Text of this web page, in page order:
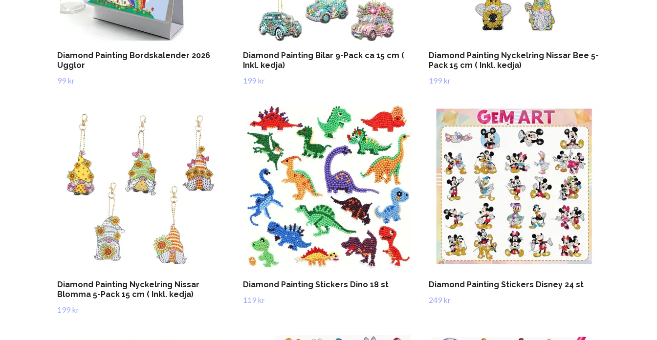
Diamond Painting Bordskalender 2026
Ugglor
99 kr
Diamond Painting Bilar 9-Pack ca 15 cm (
Inkl. kedja)
199 kr
Diamond Painting Nyckelring Nissar Bee 5-
Pack 15 cm ( Inkl. kedja)
199 kr
Diamond Painting Nyckelring Nissar
Blomma 5-Pack 15 cm ( Inkl. kedja)
199 kr
Diamond Painting Stickers Dino 18 st
119 kr
Diamond Painting Stickers Disney 24 st
249 kr